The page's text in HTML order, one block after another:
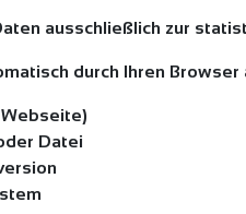
ausschließlich zur
durch Ihren
Datei